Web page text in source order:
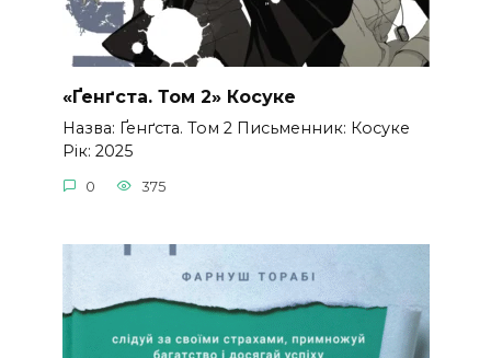
«Ґенґста. Том 2» Косуке
Назва: Ґенґста. Том 2 Письменник: Косуке
Рік: 2025
0 375